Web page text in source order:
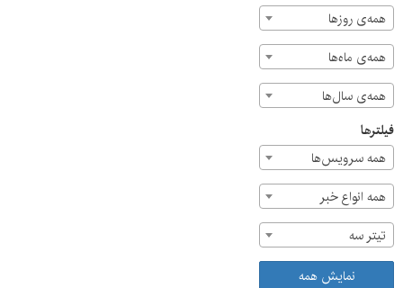
همه‌ی روزها
همه‌ی ماه‌ها
همه‌ی سال‌ها
فیلترها
همه سرویس‌ها
همه انواع خبر
تیتر سه
نمایش همه